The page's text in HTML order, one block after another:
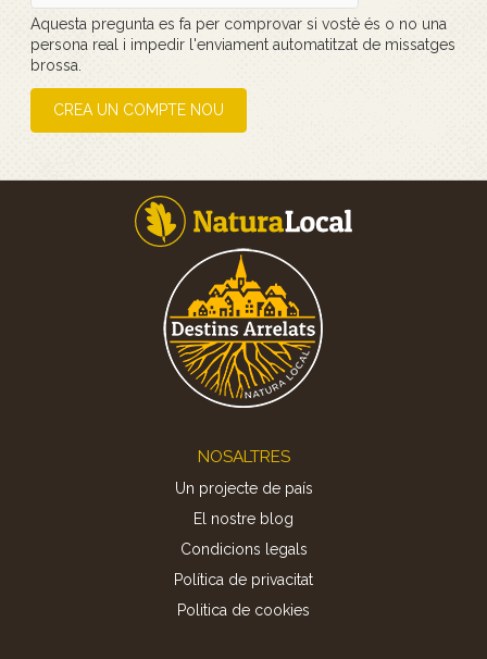
Aquesta pregunta es fa per comprovar si vostè és o no una
persona real i impedir l'enviament automatitzat de missatges
brossa.
CREA UN COMPTE NOU
NOSALTRES
Un projecte de país
El nostre blog
Condicions legals
Política de privacitat
Politica de cookies